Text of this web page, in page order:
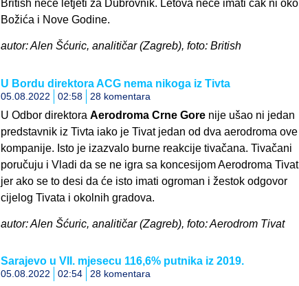
British neće letjeti za Dubrovnik. Letova neće imati čak ni oko
Božića i Nove Godine.
autor: Alen Šćuric, analitičar (Zagreb), foto: British
U Bordu direktora ACG nema nikoga iz Tivta
05.08.2022 02:58 28 komentara
U Odbor direktora Aerodroma Crne Gore nije ušao ni jedan
predstavnik iz Tivta iako je Tivat jedan od dva aerodroma ove
kompanije. Isto je izazvalo burne reakcije tivačana. Tivačani
poručuju i Vladi da se ne igra sa koncesijom Aerodroma Tivat
jer ako se to desi da će isto imati ogroman i žestok odgovor
cijelog Tivata i okolnih gradova.
autor: Alen Šćuric, analitičar (Zagreb), foto: Aerodrom Tivat
Sarajevo u VII. mjesecu 116,6% putnika iz 2019.
05.08.2022 02:54 28 komentara